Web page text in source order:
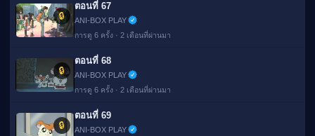
🔒
ตอนที่ 67
ANI-BOX PLAY
การดู 6 ครั้ง · 2 เดือนที่ผ่านมา
🔒
ตอนที่ 68
ANI-BOX PLAY
การดู 6 ครั้ง · 2 เดือนที่ผ่านมา
🔒
ตอนที่ 69
ANI-BOX PLAY